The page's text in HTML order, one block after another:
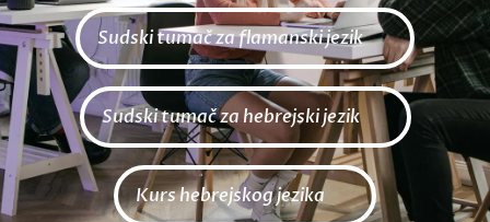
Sudski tumač za flamanski jezik
Sudski tumač za hebrejski jezik
Kurs hebrejskog jezika